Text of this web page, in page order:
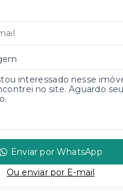
Enviar por WhatsApp
Ou enviar por E-mail